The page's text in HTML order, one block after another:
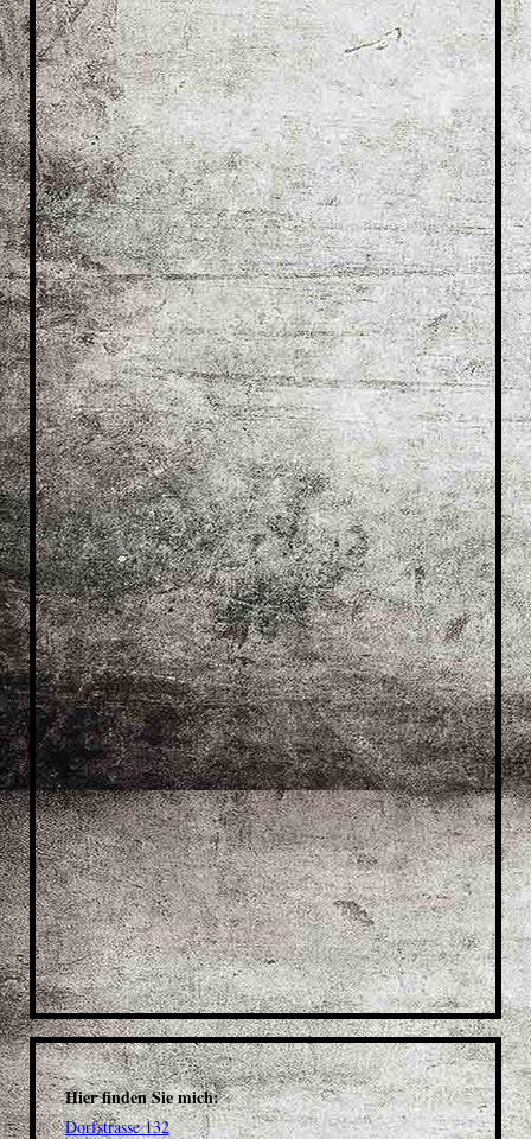
Hier finden Sie mich:
Dorfstrasse 132